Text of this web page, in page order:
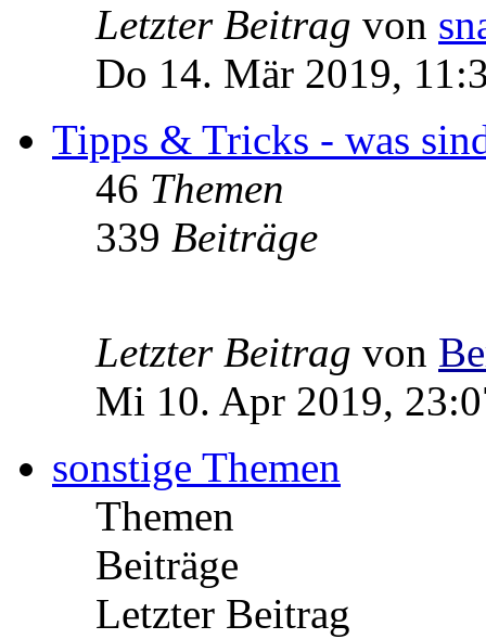
Letzter Beitrag von
Do 14. Mär 2019,
Tipps & Tricks - was
46 Themen
339 Beiträge
Letzter Beitrag von
Mi 10. Apr 2019,
sonstige Themen
Themen
Beiträge
Letzter Beitrag